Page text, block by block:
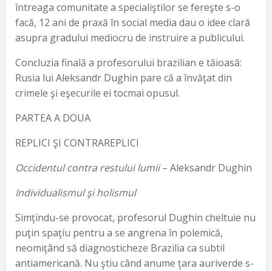
întreaga comunitate a specialiştilor se fereşte s-o
facă, 12 ani de praxă în social media dau o idee clară
asupra gradului mediocru de instruire a publicului.
Concluzia finală a profesorului brazilian e tăioasă:
Rusia lui Aleksandr Dughin pare că a învăţat din
crimele şi eşecurile ei tocmai opusul.
PARTEA A DOUA
REPLICI ŞI CONTRAREPLICI
Occidentul contra restului lumii– Aleksandr Dughin
Individualismul şi holismul
Simţindu-se provocat, profesorul Dughin cheltuie nu
puţin spaţiu pentru a se angrena în polemică,
neomiţând să diagnosticheze Brazilia ca subtil
antiamericană. Nu ştiu când anume ţara auriverde s-